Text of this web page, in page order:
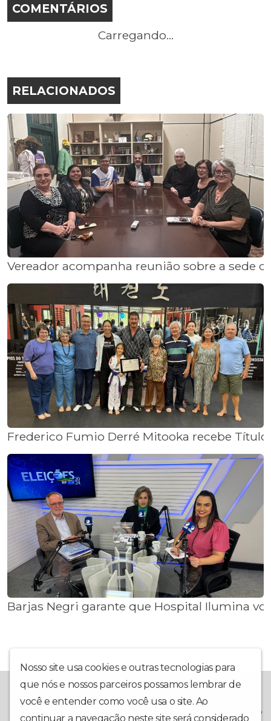
COMENTÁRIOS
Carregando...
RELACIONADOS
Vereador acompanha reunião sobre a sede
Frederico Fumio Derré Mitooka recebe
Barjas Negri garante que Hospital Ilumina
Nosso site usa cookies e outras tecnologias para
que nós e nossos parceiros possamos lembrar de
você e entender como você usa o site. Ao
continuar a navegação neste site será considerado
A Rádio Piracicaba foi criada em outubro de 2020, e inaugurada
em 1º de março de 2021, com o intuito de trazer ao internauta
sempre a melhor informação, com o Jornal A Hora da Notícia e o